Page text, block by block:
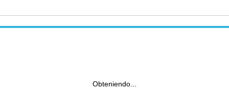
Obteniendo...